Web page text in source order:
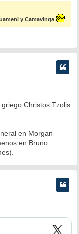
y Camavinga
Christos Tzolis
en Morgan
en Bruno